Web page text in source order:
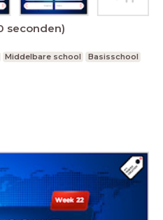
seconden)
Middelbare school
Basisschool